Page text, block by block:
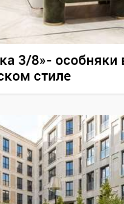
3/8»- особняки
стиле